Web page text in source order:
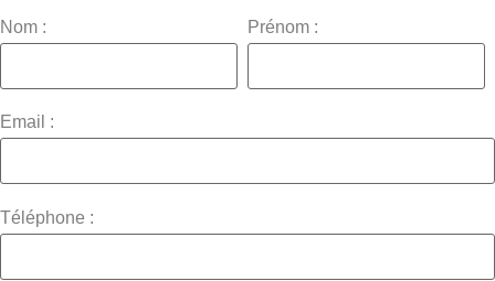
Nom : Prénom :
Email :
Téléphone :